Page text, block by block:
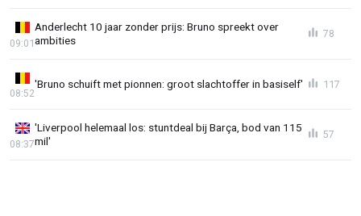
Anderlecht 10 jaar zonder prijs: Bruno spreekt over
ambities
09:01
78
'Bruno schuift met pionnen: groot slachtoffer in basiself'
08:52
117
'Liverpool helemaal los: stuntdeal bij Barça, bod van 115
mil'
08:37
57